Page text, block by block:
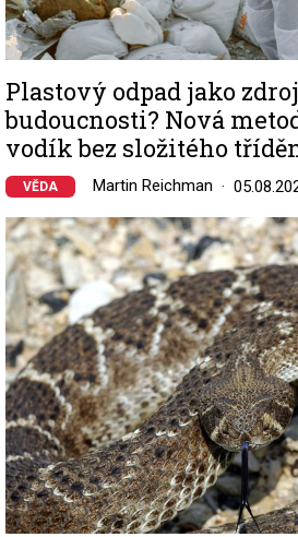
Plastový odpad jako
budoucnosti? Nová
vodík bez složitého
VĚDA Martin Reichman
Image